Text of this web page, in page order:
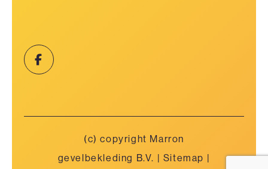
(c) copyright Marron
gevelbekleding B.V. | Sitemap